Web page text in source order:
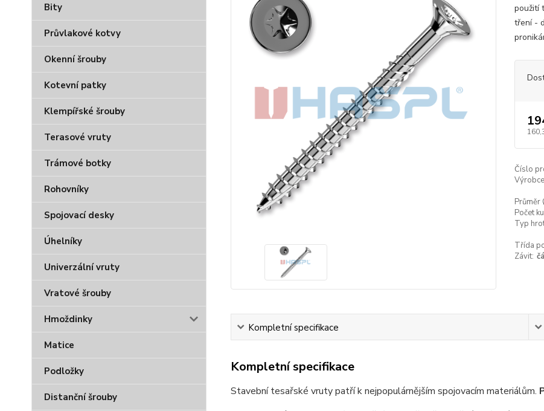
Bity
Průvlakové kotvy
Okenní šrouby
Kotevní patky
Klempířské šrouby
Terasové vruty
Trámové botky
Rohovníky
Spojovací desky
Úhelníky
Univerzální vruty
Vratové šrouby
Hmoždinky
Matice
Podložky
Distanční šrouby
použití
tření -
Číslo
Průměr
Počet
Typ
Třída
Závit:
Kompletní specifikace
Kompletní specifikace
Stavební tesařské vruty patří k nejpopulárnějším spojovacím materiálům.